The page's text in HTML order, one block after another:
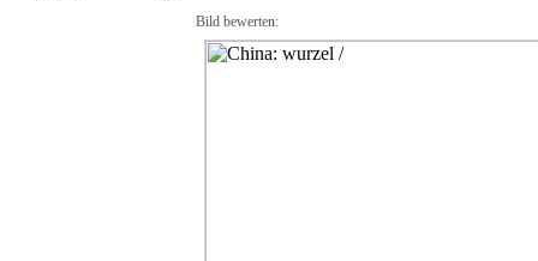
Bild bewerten: